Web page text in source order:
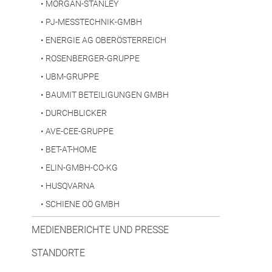
• MORGAN-STANLEY
• PJ-MESSTECHNIK-GMBH
• ENERGIE AG OBERÖSTERREICH
• ROSENBERGER-GRUPPE
• UBM-GRUPPE
• BAUMIT BETEILIGUNGEN GMBH
• DURCHBLICKER
• AVE-CEE-GRUPPE
• BET-AT-HOME
• ELIN-GMBH-CO-KG
• HUSQVARNA
• SCHIENE OÖ GMBH
MEDIENBERICHTE UND PRESSE
STANDORTE